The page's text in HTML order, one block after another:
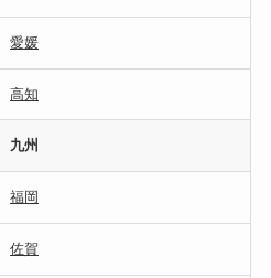
愛媛
高知
九州
福岡
佐賀